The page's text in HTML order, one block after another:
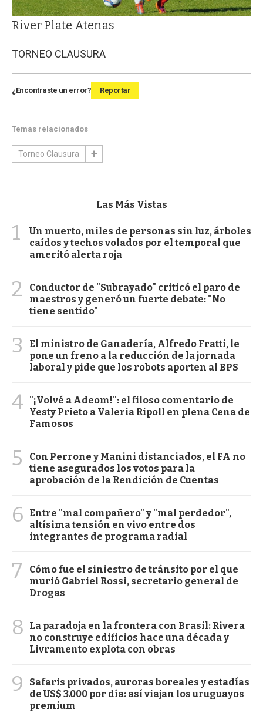
River Plate Atenas
TORNEO CLAUSURA
¿Encontraste un error? Reportar
Temas relacionados
Torneo Clausura
Las Más Vistas
1
Un muerto, miles de personas sin luz, árboles
caídos y techos volados por el temporal que
ameritó alerta roja
2
Conductor de "Subrayado" criticó el paro de
maestros y generó un fuerte debate: "No
tiene sentido"
3
El ministro de Ganadería, Alfredo Fratti, le
pone un freno a la reducción de la jornada
laboral y pide que los robots aporten al BPS
4 "¡Volvé a Adeom!": el filoso comentario de
Yesty Prieto a Valeria Ripoll en plena Cena de
Famosos
5
Con Perrone y Manini distanciados, el FA no
tiene asegurados los votos para la
aprobación de la Rendición de Cuentas
6
Entre "mal compañero" y "mal perdedor",
altísima tensión en vivo entre dos
integrantes de programa radial
7
Cómo fue el siniestro de tránsito por el que
murió Gabriel Rossi, secretario general de
Drogas
8
La paradoja en la frontera con Brasil: Rivera
no construye edificios hace una década y
Livramento explota con obras
9
Safaris privados, auroras boreales y estadías
de US$ 3.000 por día: así viajan los uruguayos
premium